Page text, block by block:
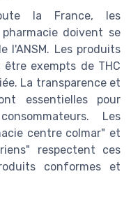
la France, les
doivent se
l'ANSM. Les produits
être exempts de THC
La transparence et
essentielles pour
Les
centre colmar" et
respectent ces
conformes et